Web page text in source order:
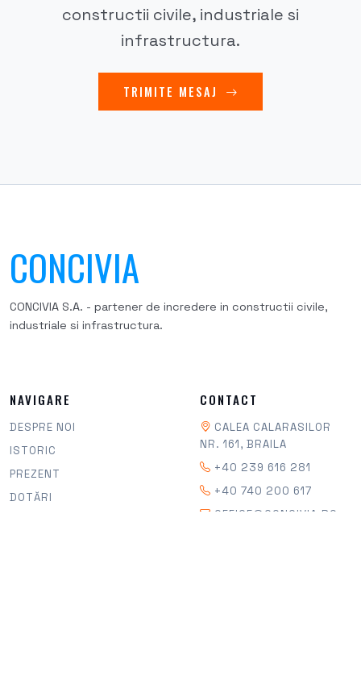
constructii civile, industriale si
infrastructura.
TRIMITE MESAJ
CONCIVIA
CONCIVIA S.A. - partener de incredere in constructii civile,
industriale si infrastructura.
NAVIGARE
DESPRE NOI
ISTORIC
PREZENT
DOTĂRI
CONTACT
CALEA CALARASILOR
NR. 161, BRAILA
+40 239 616 281
+40 740 200 617
OFFICE@CONCIVIA.RO